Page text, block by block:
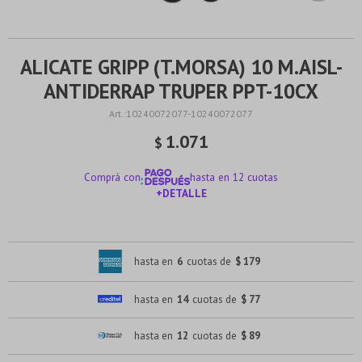
ALICATE GRIPP (T.MORSA) 10 M.AISL-
ANTIDERRAP TRUPER PPT-10CX
10240072077-10240072077
$ 1.071
Comprá con
hasta en 12 cuotas
+DETALLE
hasta en 6 cuotas de $ 179
hasta en 14 cuotas de $ 77
hasta en 12 cuotas de $ 89